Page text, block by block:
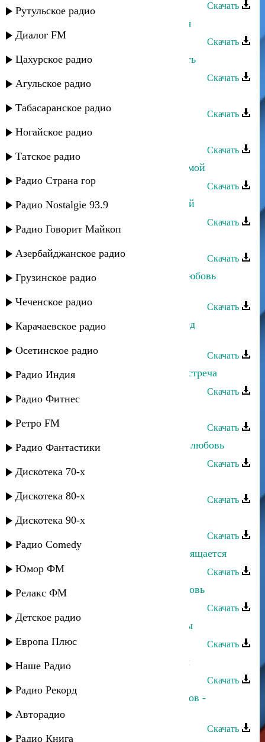
Рутульское радио
Диалог FM
Цахурское радио
Агульское радио
Табасаранское радио
Ногайское радио
Татское радио
Радио Страна гор
Радио Nostalgie 93.9
Радио Говорит Майкоп
Азербайджанское радио
Грузинское радио
Чеченское радио
Карачаевское радио
Осетинское радио
Радио Индия
Радио Фитнес
Ретро FM
Радио Фантастики
Дискотека 70-х
Дискотека 80-х
Дискотека 90-х
Радио Comedy
Юмор ФМ
Релакс ФМ
Детское радио
Европа Плюс
Наше Радио
Радио Рекорд
Авторадио
Радио Книга
Скачать
Асланбек Идрисов - Птица счастья
Скачать
Асланбек Идрисов - Не стану ждать
Скачать
Скачать
Асланбек Идрисов - Ты не плачь
Скачать
Асланбек Идрисов - Письмо любимой
Скачать
Асланбек Идрисов - Глаза любимой
Скачать
Скачать
Машидат и Асланбек Идрисов - Любовь
Скачать
Асланбек Идрисов,Ханчик и Ахмед
Скачать
Машидат и Асланбек Идрисов - Встреча
Скачать
Скачать
Асланбек Идрисов - Придуманная любовь
Скачать
Скачать
Асланбек Идрисов - Марьям
Скачать
Асланбек Идрисов - Аварцам посвящается
Скачать
Асланбек Идрисов - Красивая любовь
Скачать
Асланбек Идрисов - Цветок Мечты
Скачать
Асланбек Идрисов - Цветок мечты
Скачать
Руслан Гасанов и Асланбек Идрисов -
Наставление
Скачать